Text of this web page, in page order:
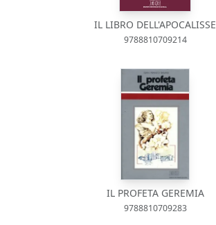
IL LIBRO DELL'APOCALISSE
9788810709214
IL PROFETA GEREMIA
9788810709283